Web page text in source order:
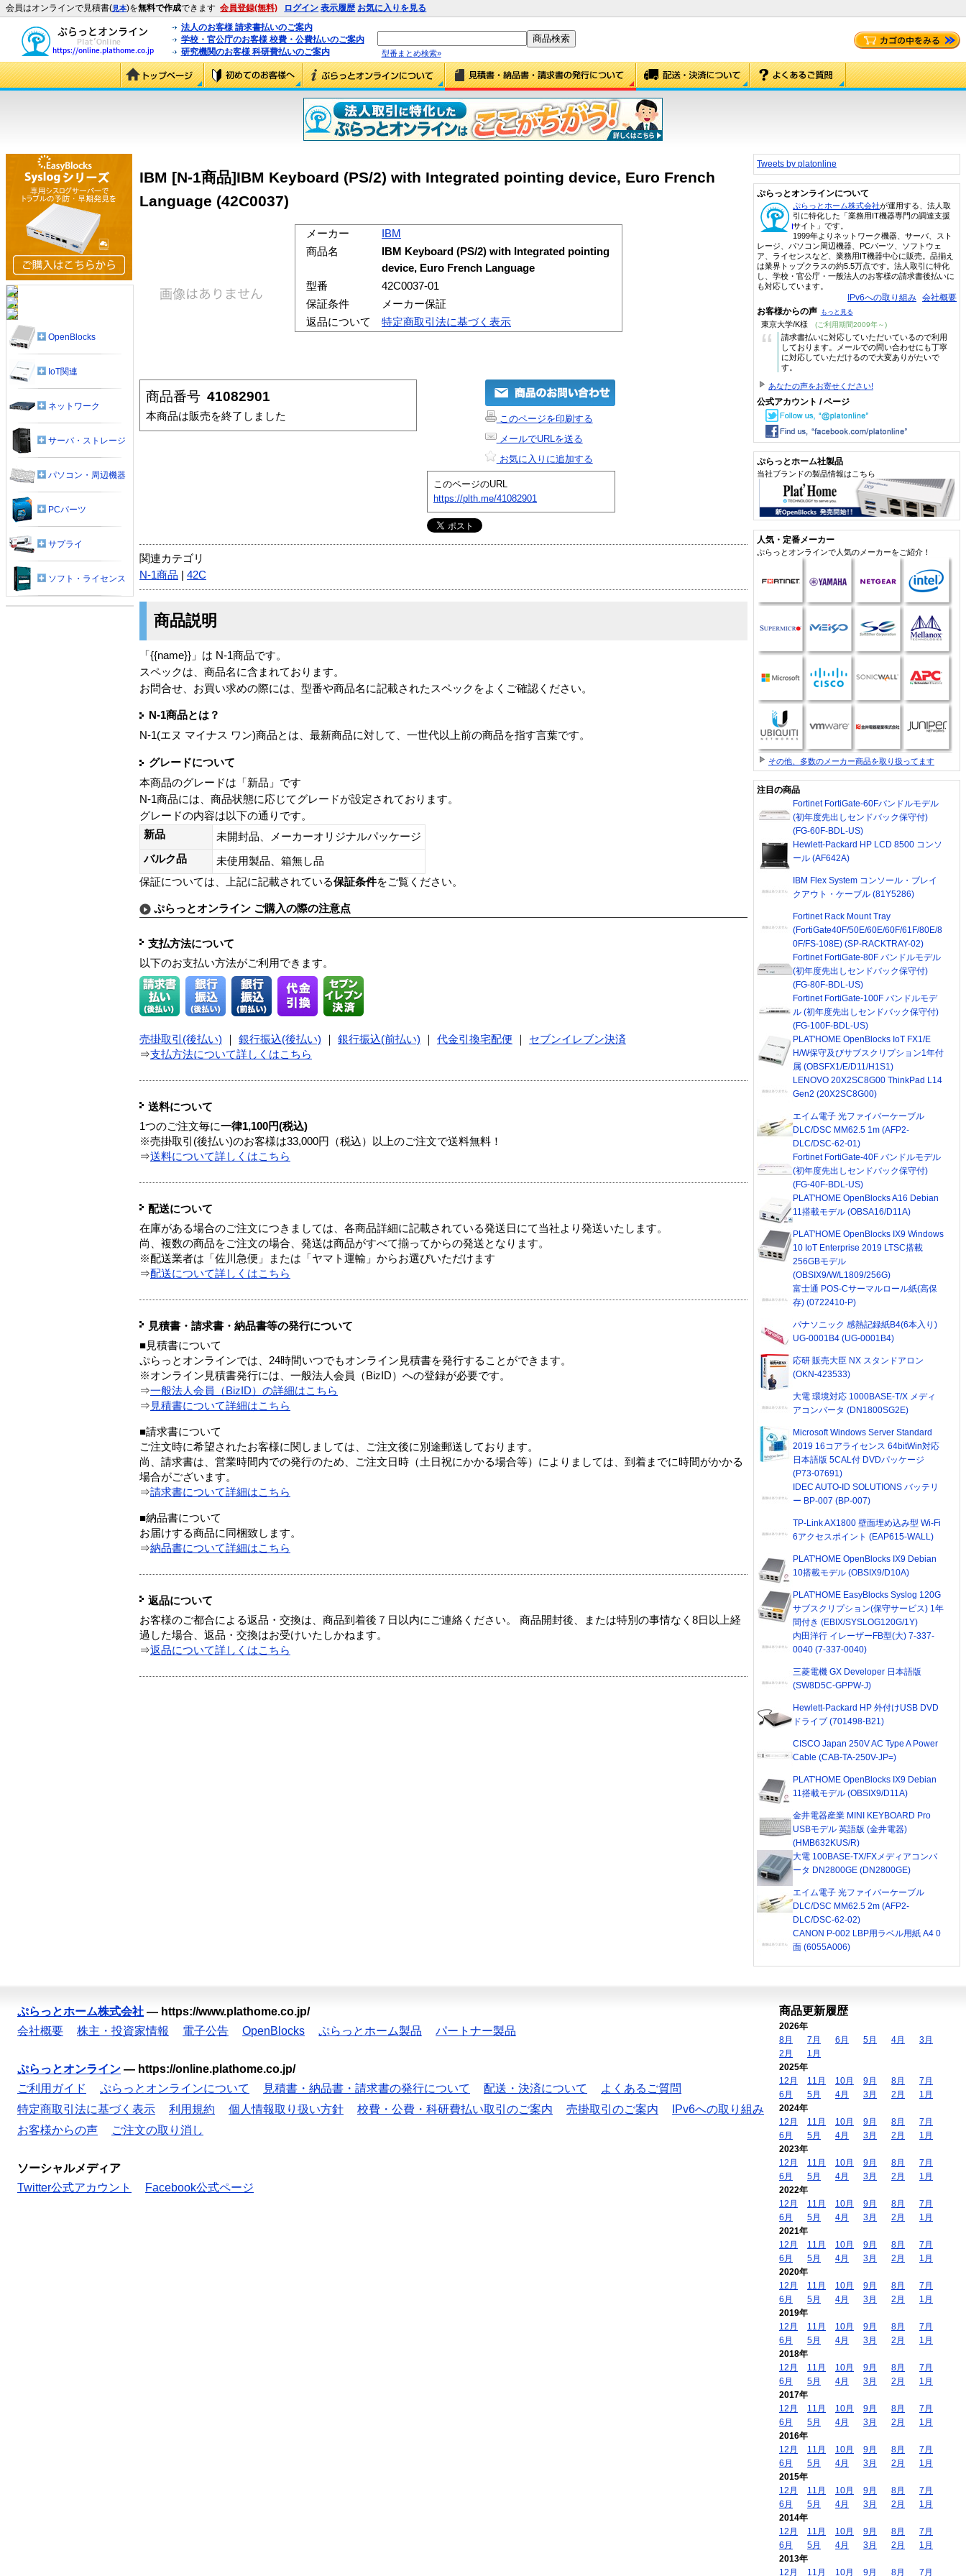
会員はオンラインで見積書(見本)を無料で作成できます 会員登録(無料) ログイン 表示履歴 お気に入りを見る
法人のお客様 請求書払いのご案内
学校・官公庁のお客様 校費・公費払いのご案内
研究機関のお客様 科研費払いのご案内
型番まとめ検索»
IBM [N-1商品]IBM Keyboard (PS/2) with Integrated pointing device, Euro French
Language (42C0037)
メーカー
IBM
商品名
IBM Keyboard (PS/2) with Integrated pointing
device, Euro French Language
型番
42C0037-01
保証条件
メーカー保証
返品について
特定商取引法に基づく表示
商品番号 41082901
本商品は販売を終了しました
このページを印刷する
メールでURLを送る
お気に入りに追加する
このページのURL
https://plth.me/41082901
関連カテゴリ
N-1商品
42C
商品説明
「{{name}}」は N-1商品です。
スペックは、商品名に含まれております。
お問合せ、お買い求めの際には、型番や商品名に記載されたスペックをよくご確認ください。
N-1商品とは？
N-1(エヌ マイナス ワン)商品とは、最新商品に対して、一世代以上前の商品を指す言葉です。
グレードについて
本商品のグレードは「新品」です
N-1商品には、商品状態に応じてグレードが設定されております。
グレードの内容は以下の通りです。
新品
未開封品、メーカーオリジナルパッケージ
バルク品
未使用製品、箱無し品
保証については、上記に記載されている保証条件をご覧ください。
ぷらっとオンライン ご購入の際の注意点
支払方法について
以下のお支払い方法がご利用できます。
売掛取引(後払い) 銀行振込(後払い) 銀行振込(前払い) 代金引換宅配便
セブンイレブン決済
⇒支払方法について詳しくはこちら
送料について
1つのご注文毎に一律1,100円(税込)
※売掛取引(後払い)のお客様は33,000円（税込）以上のご注文で送料無料！
⇒送料について詳しくはこちら
配送について
在庫がある場合のご注文につきましては、各商品詳細に記載されている発送日にて当社より発送いたします。
尚、複数の商品をご注文の場合、発送は商品がすべて揃ってからの発送となります。
※配送業者は「佐川急便」または「ヤマト運輸」からお選びいただけます
⇒配送について詳しくはこちら
見積書・請求書・納品書等の発行について
■見積書について
ぷらっとオンラインでは、24時間いつでもオンライン見積書を発行することができます。
※オンライン見積書発行には、一般法人会員（BizID）への登録が必要です。
⇒一般法人会員（BizID）の詳細はこちら
⇒ 見積書について詳細はこちら
■請求書について
ご注文時に希望されたお客様に関しましては、ご注文後に別途郵送しております。
尚、請求書は、営業時間内での発行のため、ご注文日時（土日祝にかかる場合等）によりましては、到着までに時間がかかる
場合がございます。
⇒請求書について詳細はこちら
■納品書について
お届けする商品に同梱致します。
⇒納品書について詳細はこちら
返品について
お客様のご都合による返品・交換は、商品到着後７日以内にご連絡ください。 商品開封後、または特別の事情なく8日以上経
過した場合、返品・交換はお受けいたしかねます。
⇒返品について詳しくはこちら
OpenBlocks
IoT関連
ネットワーク
サーバ・ストレージ
パソコン・周辺機器
PCパーツ
サプライ
ソフト・ライセンス
Tweets by platonline
ぷらっとオンラインについて
ぷらっとホーム株式会社が運用する、法人取
引に特化した「業務用IT機器専門の調達支援
サイト」です。
1999年よりネットワーク機器、サーバ、スト
レージ、パソコン周辺機器、PCパーツ、ソフトウェ
ア、ライセンスなど、業務用IT機器中心に販売。品揃え
は業界トップクラスの約5.5万点です。法人取引に特化
し、学校・官公庁・一般法人のお客様の請求書後払いに
も対応しています。
IPv6への取り組み 会社概要
お客様からの声 もっと見る
東京大学/K様 (ご利用期間2009年～)
“
請求書払いに対応していただいているので利用
しております。メールでの問い合わせにも丁寧
に対応していただけるので大変ありがたいで
す。
あなたの声をお寄せください!
公式アカウント / ページ
ぷらっとホーム社製品
当社ブランドの製品情報はこちら
人気・定番メーカー
ぷらっとオンラインで人気のメーカーをご紹介！
その他、多数のメーカー商品を取り扱ってます
注目の商品
Fortinet FortiGate-60Fバンドルモデル
(初年度先出しセンドバック保守付)
(FG-60F-BDL-US)
Hewlett-Packard HP LCD 8500 コンソ
ール (AF642A)
IBM Flex System コンソール・ブレイ
クアウト・ケーブル (81Y5286)
Fortinet Rack Mount Tray
(FortiGate40F/50E/60E/60F/61F/80E/8
0F/FS-108E) (SP-RACKTRAY-02)
Fortinet FortiGate-80F バンドルモデル
(初年度先出しセンドバック保守付)
(FG-80F-BDL-US)
Fortinet FortiGate-100F バンドルモデ
ル (初年度先出しセンドバック保守付)
(FG-100F-BDL-US)
PLAT'HOME OpenBlocks IoT FX1/E
H/W保守及びサブスクリプション1年付
属 (OBSFX1/E/D11/H1S1)
LENOVO 20X2SC8G00 ThinkPad L14
Gen2 (20X2SC8G00)
エイム電子 光ファイバーケーブル
DLC/DSC MM62.5 1m (AFP2-
DLC/DSC-62-01)
Fortinet FortiGate-40F バンドルモデル
(初年度先出しセンドバック保守付)
(FG-40F-BDL-US)
PLAT'HOME OpenBlocks A16 Debian
11搭載モデル (OBSA16/D11A)
PLAT'HOME OpenBlocks IX9 Windows
10 IoT Enterprise 2019 LTSC搭載
256GBモデル
(OBSIX9/W/L1809/256G)
富士通 POS-Cサーマルロール紙(高保
存) (0722410-P)
パナソニック 感熱記録紙B4(6本入り)
UG-0001B4 (UG-0001B4)
応研 販売大臣 NX スタンドアロン
(OKN-423533)
大電 環境対応 1000BASE-T/X メディ
アコンバータ (DN1800SG2E)
Microsoft Windows Server Standard
2019 16コアライセンス 64bitWin対応
日本語版 5CAL付 DVDパッケージ
(P73-07691)
IDEC AUTO-ID SOLUTIONS バッテリ
ー BP-007 (BP-007)
TP-Link AX1800 壁面埋め込み型 Wi-Fi
6アクセスポイント (EAP615-WALL)
PLAT'HOME OpenBlocks IX9 Debian
10搭載モデル (OBSIX9/D10A)
PLAT'HOME EasyBlocks Syslog 120G
サブスクリプション(保守サービス) 1年
間付き (EBIX/SYSLOG120G/1Y)
内田洋行 イレーザーFB型(大) 7-337-
0040 (7-337-0040)
三菱電機 GX Developer 日本語版
(SW8D5C-GPPW-J)
Hewlett-Packard HP 外付けUSB DVD
ドライブ (701498-B21)
CISCO Japan 250V AC Type A Power
Cable (CAB-TA-250V-JP=)
PLAT'HOME OpenBlocks IX9 Debian
11搭載モデル (OBSIX9/D11A)
金井電器産業 MINI KEYBOARD Pro
USBモデル 英語版 (金井電器)
(HMB632KUS/R)
大電 100BASE-TX/FXメディアコンバ
ータ DN2800GE (DN2800GE)
エイム電子 光ファイバーケーブル
DLC/DSC MM62.5 2m (AFP2-
DLC/DSC-62-02)
CANON P-002 LBP用ラベル用紙 A4 0
面 (6055A006)
ぷらっとホーム株式会社 — https://www.plathome.co.jp/
会社概要
株主・投資家情報 電子公告 OpenBlocks ぷらっとホーム製品 パートナー製品
ぷらっとオンライン — https://online.plathome.co.jp/
ご利用ガイド
ぷらっとオンラインについて 見積書・納品書・請求書の発行について 配送・決済について
よくあるご質問
特定商取引法に基づく表示
利用規約 個人情報取り扱い方針 校費・公費・科研費払い取引のご案内 売掛取引のご案内
IPv6への取り組み
お客様からの声
ご注文の取り消し
ソーシャルメディア
Twitter公式アカウント
Facebook公式ページ
商品更新履歴
2026年
8月
7月 6月 5月 4月
3月
2月
1月
2025年
12月
11月 10月 9月 8月
7月
6月
5月 4月 3月 2月
1月
2024年
12月
11月 10月 9月 8月
7月
6月
5月 4月 3月 2月
1月
2023年
12月
11月 10月 9月 8月
7月
6月
5月 4月 3月 2月
1月
2022年
12月
11月 10月 9月 8月
7月
6月
5月 4月 3月 2月
1月
2021年
12月
11月 10月 9月 8月
7月
6月
5月 4月 3月 2月
1月
2020年
12月
11月 10月 9月 8月
7月
6月
5月 4月 3月 2月
1月
2019年
12月
11月 10月 9月 8月
7月
6月
5月 4月 3月 2月
1月
2018年
12月
11月 10月 9月 8月
7月
6月
5月 4月 3月 2月
1月
2017年
12月
11月 10月 9月 8月
7月
6月
5月 4月 3月 2月
1月
2016年
12月
11月 10月 9月 8月
7月
6月
5月 4月 3月 2月
1月
2015年
12月
11月 10月 9月 8月
7月
6月
5月 4月 3月 2月
1月
2014年
12月
11月 10月 9月 8月
7月
6月
5月 4月 3月 2月
1月
2013年
12月
11月 10月 9月 8月 7月